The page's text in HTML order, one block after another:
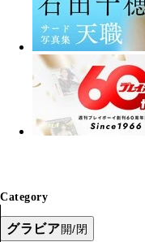
Category
グラビア開/閉